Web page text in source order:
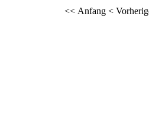
<< Anfang <